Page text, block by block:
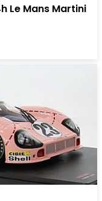
Le Mans Martini